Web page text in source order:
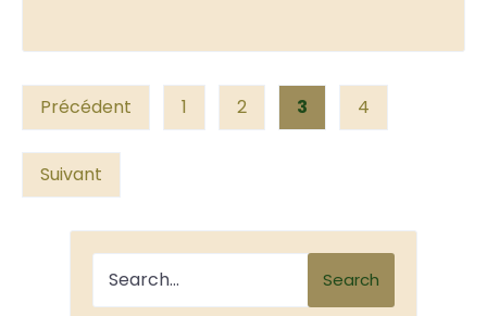
Posts
pagination
Précédent 1 2 3 4
Suivant
Search